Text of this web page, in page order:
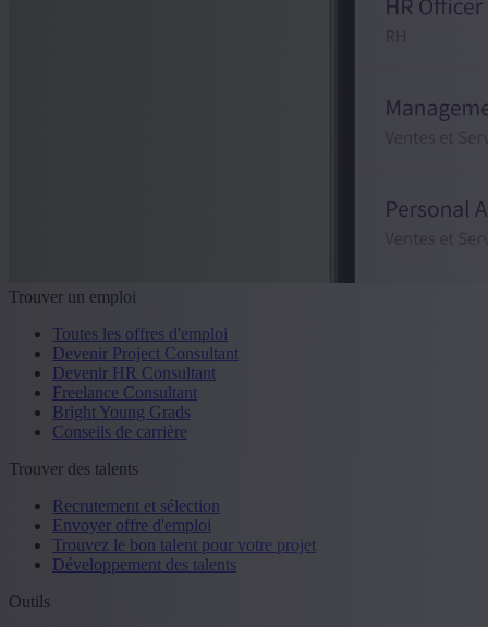
Trouver un emploi
Toutes les offres d'emploi
Devenir Project Consultant
Devenir HR Consultant
Freelance Consultant
Bright Young Grads
Conseils de carrière
Trouver des talents
Recrutement et sélection
Envoyer offre d'emploi
Trouvez le bon talent pour votre projet
Développement des talents
Outils